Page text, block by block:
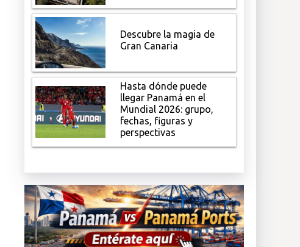
Descubre la magia de
Gran Canaria
Hasta dónde puede
llegar Panamá en el
Mundial 2026: grupo,
fechas, figuras y
perspectivas